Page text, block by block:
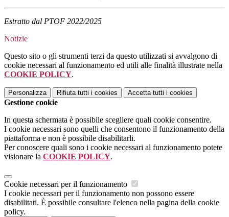
Estratto dal PTOF 2022/2025
Notizie
Questo sito o gli strumenti terzi da questo utilizzati si avvalgono di
cookie necessari al funzionamento ed utili alle finalità illustrate nella
COOKIE POLICY.
Personalizza Rifiuta tutti i cookies Accetta tutti i cookies
Gestione cookie
In questa schermata è possibile scegliere quali cookie consentire.
I cookie necessari sono quelli che consentono il funzionamento della
piattaforma e non è possibile disabilitarli.
Per conoscere quali sono i cookie necessari al funzionamento potete
visionare la COOKIE POLICY.
Cookie necessari per il funzionamento
I cookie necessari per il funzionamento non possono essere
disabilitati. È possibile consultare l'elenco nella pagina della cookie
policy.